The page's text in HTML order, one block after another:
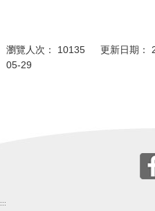
瀏覽人次： 10135 更新日期：
05-29
:::